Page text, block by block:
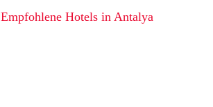
Empfohlene Hotels in Antalya